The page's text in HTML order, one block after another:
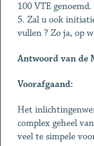
100 VTE
5. Zal u ook
vullen ? Zo ja, op
Antwoord van de
Voorafgaand:
Het
complex geheel
veel te simpele